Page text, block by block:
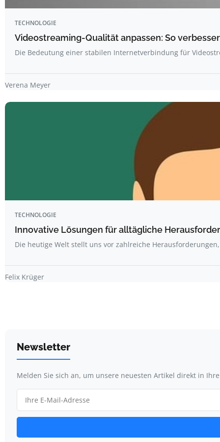
TECHNOLOGIE
Videostreaming-Qualität anpassen: So
Die Bedeutung einer stabilen Internetverbindung für
Verena Meyer
TECHNOLOGIE
Innovative Lösungen für alltägliche
Die heutige Welt stellt uns vor zahlreiche
Felix Krüger
Newsletter
Melden Sie sich an, um unsere neuesten Artikel direkt in